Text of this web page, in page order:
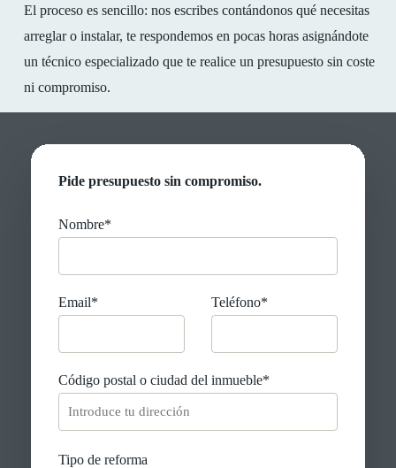
El proceso es sencillo: nos escribes contándonos qué necesitas
arreglar o instalar, te respondemos en pocas horas asignándote
un técnico especializado que te realice un presupuesto sin coste
ni compromiso.
Pide presupuesto sin compromiso.
Nombre*
Email* Teléfono*
Código postal o ciudad del inmueble*
Tipo de reforma